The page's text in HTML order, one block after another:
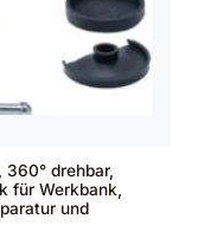
drehbar,
für Werkbank,
und